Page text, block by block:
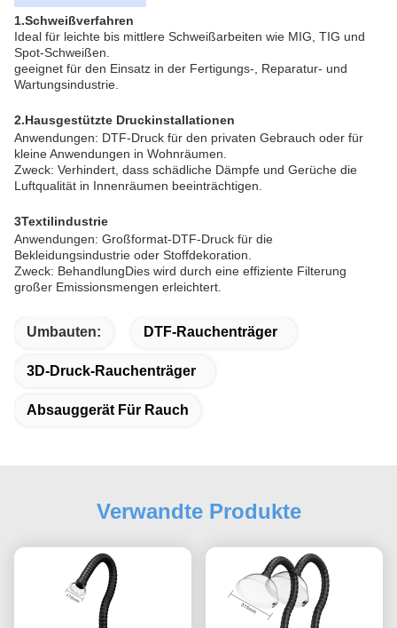
1.Schweißverfahren
Ideal für leichte bis mittlere Schweißarbeiten wie MIG, TIG und
Spot-Schweißen.
geeignet für den Einsatz in der Fertigungs-, Reparatur- und
Wartungsindustrie.
2.Hausgestützte Druckinstallationen
Anwendungen: DTF-Druck für den privaten Gebrauch oder für
kleine Anwendungen in Wohnräumen.
Zweck: Verhindert, dass schädliche Dämpfe und Gerüche die
Luftqualität in Innenräumen beeinträchtigen.
3Textilindustrie
Anwendungen: Großformat-DTF-Druck für die
Bekleidungsindustrie oder Stoffdekoration.
Zweck: BehandlungDies wird durch eine effiziente Filterung
großer Emissionsmengen erleichtert.
Umbauten: DTF-Rauchenträger
3D-Druck-Rauchenträger
Absauggerät Für Rauch
Verwandte Produkte